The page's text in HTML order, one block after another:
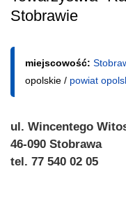
Stobrawie
miejscowość:
opolskie / powiat
ul. Wincentego
46-090 Stobrawa
tel. 77 540 02 05